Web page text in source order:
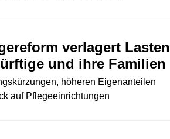
verlagert Lasten
und ihre Familien
höheren Eigenanteilen
auf Pflegeeinrichtungen